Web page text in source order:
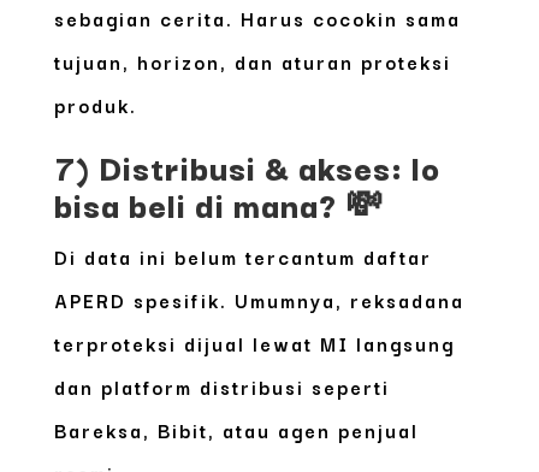
sebagian cerita. Harus cocokin sama
tujuan, horizon, dan aturan proteksi
produk.
7) Distribusi & akses: lo
bisa beli di mana? 💸
Di data ini belum tercantum daftar
APERD spesifik. Umumnya, reksadana
terproteksi dijual lewat MI langsung
dan platform distribusi seperti
Bareksa, Bibit, atau agen penjual